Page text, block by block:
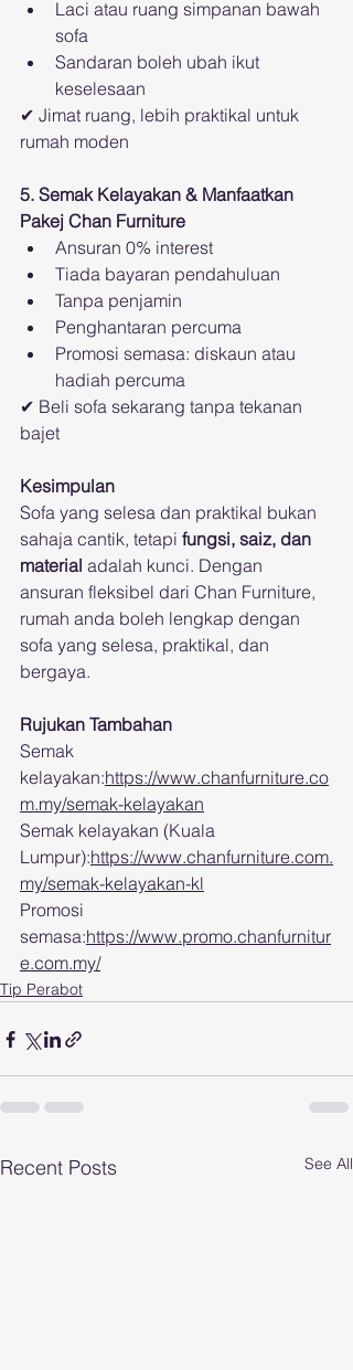
Laci atau ruang simpanan bawah
sofa
Sandaran boleh ubah ikut
keselesaan
✔ Jimat ruang, lebih praktikal untuk
rumah moden
5. Semak Kelayakan & Manfaatkan
Pakej Chan Furniture
Ansuran 0% interest
Tiada bayaran pendahuluan
Tanpa penjamin
Penghantaran percuma
Promosi semasa: diskaun atau
hadiah percuma
✔ Beli sofa sekarang tanpa tekanan
bajet
Kesimpulan
Sofa yang selesa dan praktikal bukan
sahaja cantik, tetapi fungsi, saiz, dan
material adalah kunci. Dengan
ansuran fleksibel dari Chan Furniture,
rumah anda boleh lengkap dengan
sofa yang selesa, praktikal, dan
bergaya.
Rujukan Tambahan
Semak
kelayakan:https://www.chanfurniture.co
m.my/semak-kelayakan
Semak kelayakan (Kuala
Lumpur):https://www.chanfurniture.com.
my/semak-kelayakan-kl
Promosi
semasa:https://www.promo.chanfurnitur
e.com.my/
Tip Perabot
Recent Posts See All